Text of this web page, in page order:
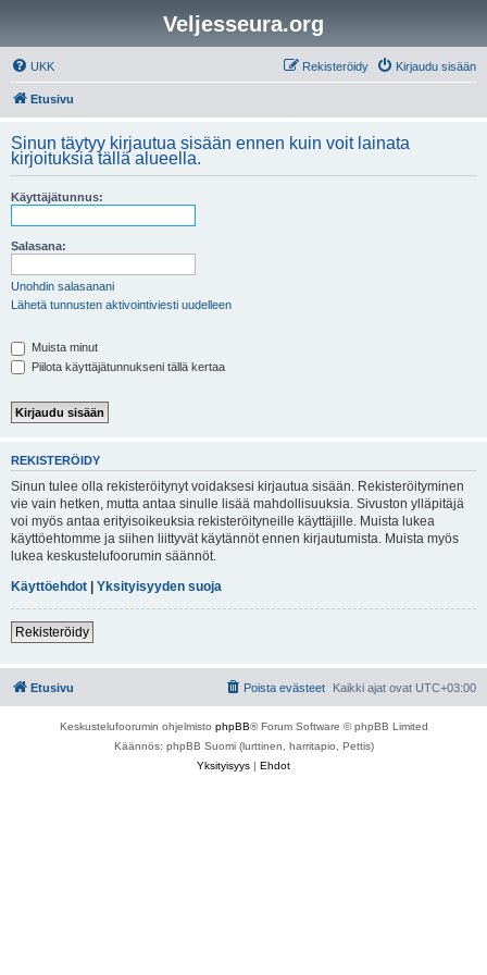
Veljesseura.org
UKK Kirjaudu sisään
Rekisteröidy
Etusivu
Sinun täytyy kirjautua sisään ennen kuin voit lainata
kirjoituksia tällä alueella.
Käyttäjätunnus:
Salasana:
Unohdin salasanani
Lähetä tunnusten aktivointiviesti uudelleen
Muista minut
Piilota käyttäjätunnukseni tällä kertaa
REKISTERÖIDY
Sinun tulee olla rekisteröitynyt voidaksesi kirjautua sisään. Rekisteröityminen
vie vain hetken, mutta antaa sinulle lisää mahdollisuuksia. Sivuston ylläpitäjä
voi myös antaa erityisoikeuksia rekisteröityneille käyttäjille. Muista lukea
käyttöehtomme ja siihen liittyvät käytännöt ennen kirjautumista. Muista myös
lukea keskustelufoorumin säännöt.
Käyttöehdot | Yksityisyyden suoja
Rekisteröidy
Etusivu Kaikki ajat ovat UTC+03:00
Poista evästeet
Keskustelufoorumin ohjelmisto phpBB® Forum Software © phpBB Limited
Käännös: phpBB Suomi (lurttinen, harritapio, Pettis)
Yksityisyys | Ehdot